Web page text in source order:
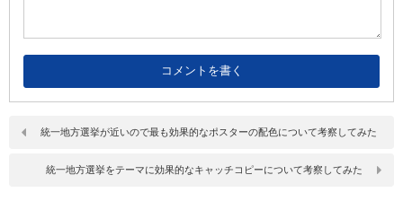
統一地方選挙が近いので最も効果的なポスターの配色について考察してみた
統一地方選挙をテーマに効果的なキャッチコピーについて考察してみた